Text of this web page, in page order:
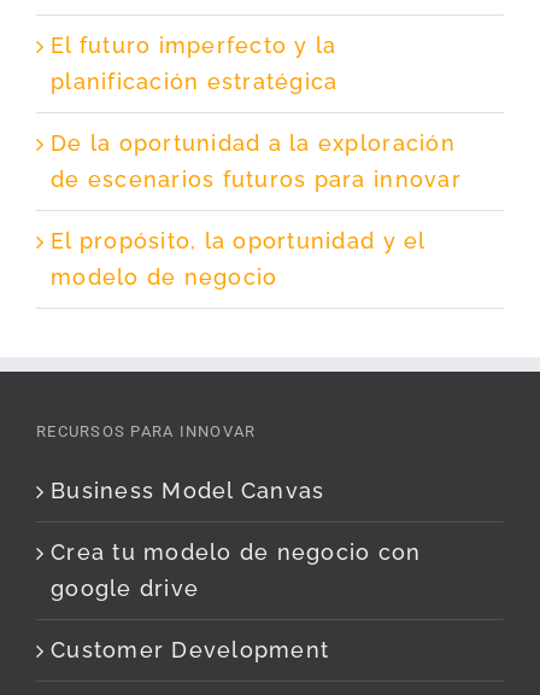
El futuro imperfecto y la
planificación estratégica
De la oportunidad a la exploración
de escenarios futuros para innovar
El propósito, la oportunidad y el
modelo de negocio
RECURSOS PARA INNOVAR
Business Model Canvas
Crea tu modelo de negocio con
google drive
Customer Development